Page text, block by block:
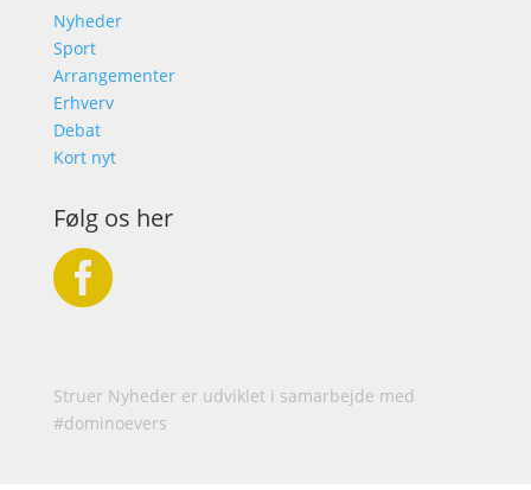
Nyheder
Sport
Arrangementer
Erhverv
Debat
Kort nyt
Følg os her

Struer Nyheder er udviklet i samarbejde med
#dominoevers